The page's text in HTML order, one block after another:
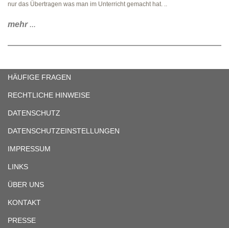
nur das Übertragen was man im Unterricht gemacht hat. ..
mehr...
HÄUFIGE FRAGEN
RECHTLICHE HINWEISE
DATENSCHUTZ
DATENSCHUTZEINSTELLUNGEN
IMPRESSUM
LINKS
ÜBER UNS
KONTAKT
PRESSE